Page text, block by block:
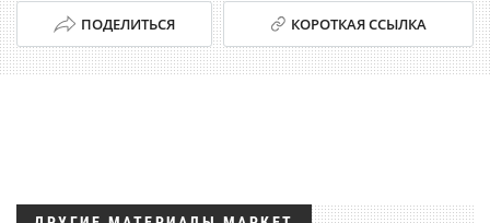
ПОДЕЛИТЬСЯ КОРОТКАЯ ССЫЛКА